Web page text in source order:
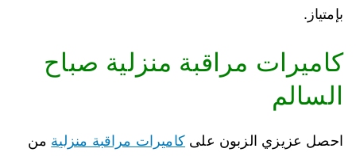
بإمتياز.
كاميرات مراقبة منزلية صباح
السالم
احصل عزيزي الزبون على كاميرات مراقبة منزلية من